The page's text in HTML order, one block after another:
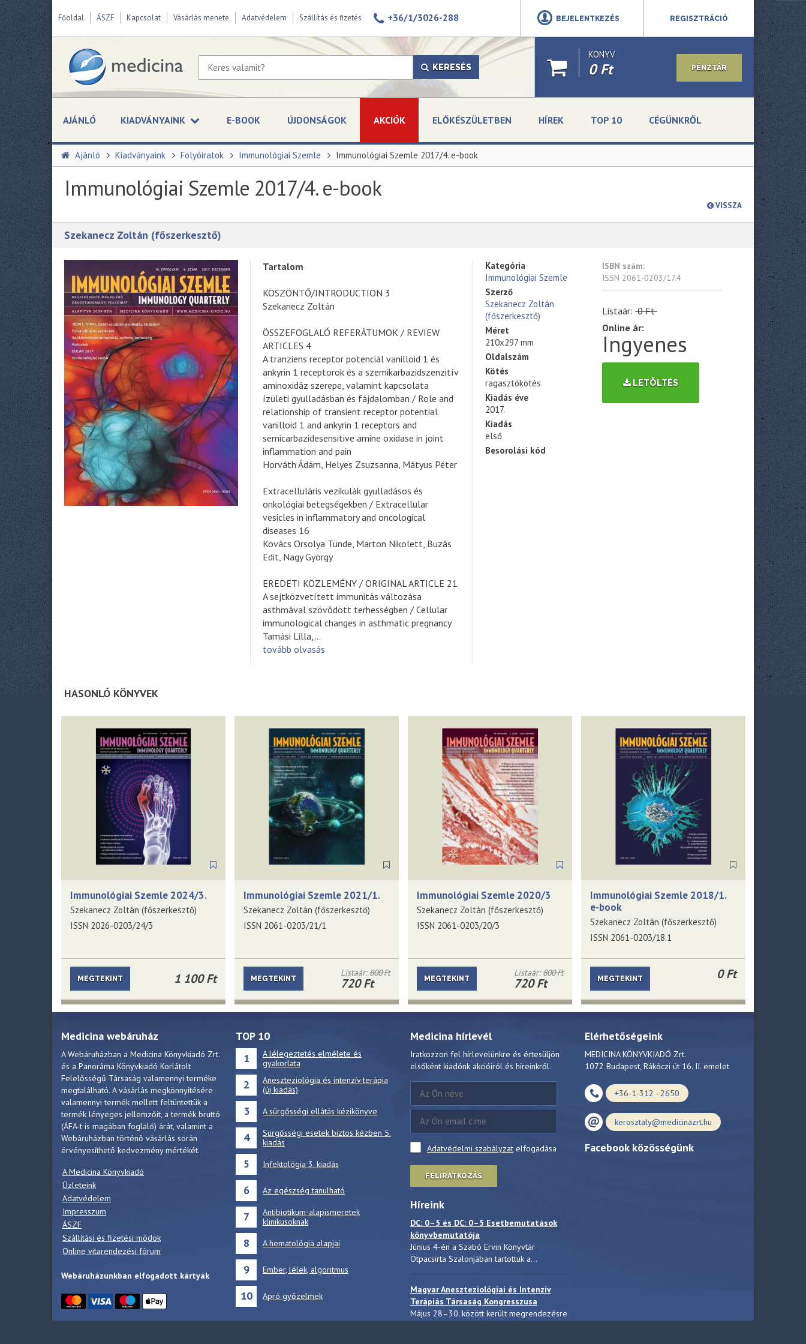
Főoldal ÁSZF Kapcsolat Vásárlás menete Adatvédelem Szállítás és fizetés +36/1/3026-288 BEJELENTKEZÉS REGISZTRÁCIÓ
KÖNYV
0 Ft PÉNZTÁR
KERESÉS
AJÁNLÓ KIADVÁNYAINK E-BOOK ÚJDONSÁGOK AKCIÓK ELŐKÉSZÜLETBEN HÍREK TOP 10 CÉGÜNKRŐL
Ajánló Kiadványaink Folyóiratok Immunológiai Szemle Immunológiai Szemle 2017/4. e-book
Immunológiai Szemle 2017/4. e-book
Szekanecz Zoltán (főszerkesztő)
VISSZA
Tartalom
KÖSZÖNTŐ/INTRODUCTION 3
Szekanecz Zoltán
ÖSSZEFOGLALÓ REFERÁTUMOK / REVIEW
ARTICLES 4
A tranziens receptor potenciál vanilloid 1 és
ankyrin 1 receptorok és a szemikarbazidszenzitív
aminoxidáz szerepe, valamint kapcsolata
ízületi gyulladásban és fájdalomban / Role and
relationship of transient receptor potential
vanilloid 1 and ankyrin 1 receptors and
semicarbazidesensitive amine oxidase in joint
inflammation and pain
Horváth Ádám, Helyes Zsuzsanna, Mátyus Péter
Extracelluláris vezikulák gyulladásos és
onkológiai betegségekben / Extracellular
vesicles in inflammatory and oncological
diseases 16
Kovács Orsolya Tünde, Marton Nikolett, Buzás
Edit, Nagy György
EREDETI KÖZLEMÉNY / ORIGINAL ARTICLE 21
A sejtközvetített immunitás változása
asthmával szövődött terhességben / Cellular
immunological changes in asthmatic pregnancy
Tamási Lilla,...
tovább olvasás
Kategória
Immunológiai Szemle
Szerző
Szekanecz Zoltán
(főszerkesztő)
Méret
210x297 mm
Oldalszám
Kötés
ragasztókötés
Kiadás éve
2017.
Kiadás
első
Besorolási kód
ISBN szám:
ISSN 2061-0203/17.4
Listaár: 0 Ft
Online ár:
Ingyenes
LETÖLTÉS
HASONLÓ KÖNYVEK
Immunológiai Szemle 2024/3.
Szekanecz Zoltán (főszerkesztő)
ISSN 2026-0203/24/3
1 100 Ft
MEGTEKINT
Immunológiai Szemle 2021/1.
Szekanecz Zoltán (főszerkesztő)
ISSN 2061-0203/21/1
Listaár:800 Ft
720 Ft
MEGTEKINT
Immunológiai Szemle 2020/3
Szekanecz Zoltán (főszerkesztő)
ISSN 2061-0203/20/3
Listaár:800 Ft
720 Ft
MEGTEKINT
Immunológiai Szemle 2018/1.
e-book
Szekanecz Zoltán (főszerkesztő)
ISSN 2061-0203/18.1
0 Ft
MEGTEKINT
Medicina webáruház
A Webáruházban a Medicina Könyvkiadó Zrt.
és a Panoráma Könyvkiadó Korlátolt
Felelősségű Társaság valamennyi terméke
megtalálható. A vásárlás megkönnyítésére
valamennyi termék mellett feltüntettük a
termék lényeges jellemzőit, a termék bruttó
(ÁFA-t is magában foglaló) árát, valamint a
Webáruházban történő vásárlás során
érvényesíthető kedvezmény mértékét.
A Medicina Könyvkiadó
Üzleteink
Adatvédelem
Impresszum
ÁSZF
Szállítási és fizetési módok
Online vitarendezési fórum
Webáruházunkban elfogadott kártyák
TOP 10
1
A lélegeztetés elmélete és
gyakorlata
2
Aneszteziológia és intenzív terápia
(új kiadás)
3 A sürgősségi ellátás kézikönyve
4
Sürgősségi esetek biztos kézben 5.
kiadás
5 Infektológia 3. kiadás
6 Az egészség tanulható
7
Antibiotikum-alapismeretek
klinikusoknak
8 A hematológia alapjai
9 Ember, lélek, algoritmus
10 Apró győzelmek
Medicina hírlevél
Iratkozzon fel hírlevelünkre és értesüljön
elsőként kiadónk akcióiról és híreinkről.
Adatvédelmi szabályzat elfogadása
FELIRATKOZÁS
Híreink
DC: 0–5 és DC: 0–5 Esetbemutatások
könyvbemutatója
Június 4-én a Szabó Ervin Könyvtár
Ötpacsirta Szalonjában tartottuk a...
Magyar Aneszteziológiai és Intenzív
Terápiás Társaság Kongresszusa
Május 28–30. között került megrendezésre
Elérhetőségeink
MEDICINA KÖNYVKIADÓ Zrt.
1072 Budapest, Rákóczi út 16. II. emelet
+36-1-312 - 2650
kerosztaly@medicinazrt.hu
Facebook közösségünk